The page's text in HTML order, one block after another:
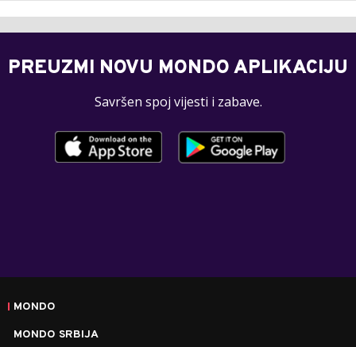
PREUZMI NOVU MONDO APLIKACIJU
Savršen spoj vijesti i zabave.
MONDO
MONDO SRBIJA